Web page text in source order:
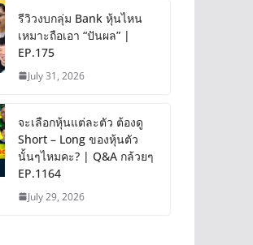
รีวิวงบกลุ่ม Bank หุ้นไหน
เหมาะถือเอา “ปันผล” |
EP.175
July 31, 2026
จะเลือกหุ้นแต่ละตัว ต้องดู
Short – Long ของหุ้นตัว
นั้นๆไหมคะ? | Q&A กล้วยๆ
EP.1164
July 29, 2026